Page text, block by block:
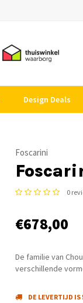
Design Deals
Foscarini
0
€678,00
De familie van
verschillende
DE LEVERTIJD IS